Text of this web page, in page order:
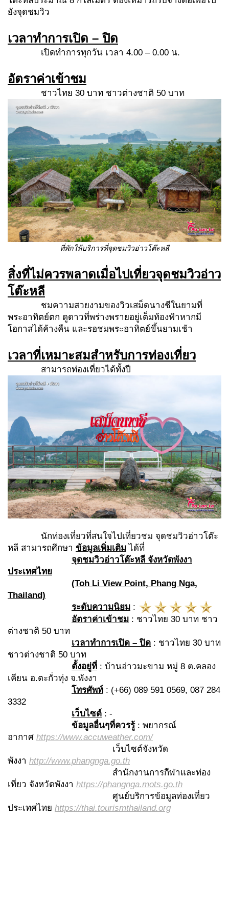
ยังจุดชมวิว
เวลาทำการเปิด – ปิด
เปิดทำการทุกวัน เวลา 4.00 – 0.00 น.
อัตราค่าเข้าชม
ชาวไทย 30 บาท ชาวต่างชาติ 50 บาท
ที่พักให้บริการที่จุดชมวิวอ่าวโต๊ะหลี
สิ่งที่ไม่ควรพลาดเมื่อไปเที่ยวจุดชมวิวอ่าว
โต๊ะหลี
ชมความสวยงามของวิวเสม็ดนางชีในยามที่
พระอาทิตย์ตก ดูดาวที่พร่างพรายอยู่เต็มท้องฟ้าหากมี
โอกาสได้ค้างคืน และรอชมพระอาทิตย์ขึ้นยามเช้า
เวลาที่เหมาะสมสำหรับการท่องเที่ยว
สามารถท่องเที่ยวได้ทั้งปี
นักท่องเที่ยวที่สนใจไปเที่ยวชม จุดชมวิวอ่าวโต๊ะ
หลี สามารถศึกษา ข้อมูลเพิ่มเติม ได้ที่
จุดชมวิวอ่าวโต๊ะหลี จังหวัดพังงา
ประเทศไทย
(Toh Li View Point, Phang Nga,
Thailand)
ระดับความนิยม :
อัตราค่าเข้าชม : ชาวไทย 30 บาท ชาว
ต่างชาติ 50 บาท
เวลาทำการเปิด – ปิด : ชาวไทย 30 บาท
ชาวต่างชาติ 50 บาท
ตั้งอยู่ที่ : บ้านอ่าวมะขาม หมู่ 8 ต.คลอง
เคียน อ.ตะกั่วทุ่ง จ.พังงา
โทรศัพท์ : (+66) 089 591 0569, 087 284
3332
เว็บไซต์ : -
ข้อมูลอื่นๆที่ควรรู้: พยากรณ์
อากาศ https://www.accuweather.com/
เว็บไซต์จังหวัด
พังงา http://www.phangnga.go.th
สำนักงานการกีฬาและท่อง
เที่ยว จังหวัดพังงา https://phangnga.mots.go.th
ศูนย์บริการข้อมูลท่องเที่ยว
ประเทศไทย https://thai.tourismthailand.org